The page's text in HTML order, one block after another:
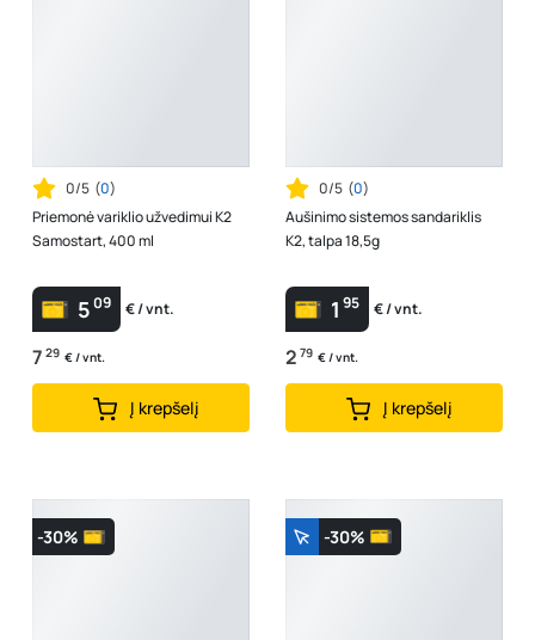
0/5 (0)
Priemonė variklio užvedimui K2
Samostart, 400 ml
509 € / vnt.
7 29 € / vnt.
Į krepšelį
0/5 (0)
Aušinimo sistemos sandariklis
K2, talpa 18,5g
1 95 € / vnt.
2 79 € / vnt.
Į krepšelį
-30% -30%